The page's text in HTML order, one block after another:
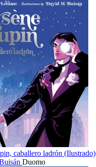
caballero ladrón (Ilustrado)
Duomo